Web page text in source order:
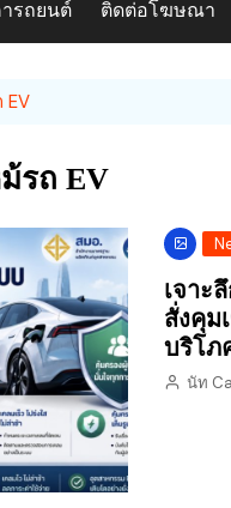
รถยนต์ ติดต่อโฆษณา
รถ EV
เจาะ
สั่งคุม
บริโภ
นัท